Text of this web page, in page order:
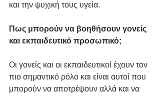
και την ψυχική τους υγεία.
Πως μπορούν να βοηθήσουν γονείς
και εκπαιδευτικό προσωπικό;
Οι γονείς και οι εκπαιδευτικοί έχουν τον
πιο σημαντικό ρόλο και είναι αυτοί που
μπορούν να αποτρέψουν αλλά και να